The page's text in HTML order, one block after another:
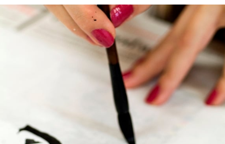
Kliknij, aby powiększyć